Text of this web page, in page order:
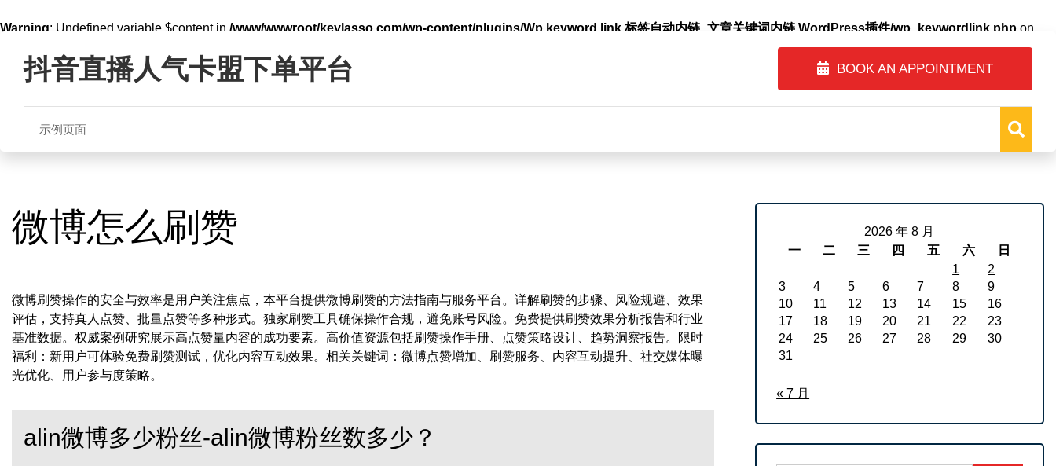
Warning: Undefined variable $content in /www/wwwroot/keylasso.com/wp-content/plugins/Wp keyword link 标签自动内链_文章关键词内链 WordPress插件/wp_keywordlink.php on
content抖音直播人气卡盟下单平台 BOOK AN APPOINTMENT
示例页面
微博怎么刷赞
微博刷赞操作的安全与效率是用户关注焦点，本平台提供微博刷赞的方法指南与服务平台。详解刷赞的步骤、风险规避、效果
评估，支持真人点赞、批量点赞等多种形式。独家刷赞工具确保操作合规，避免账号风险。免费提供刷赞效果分析报告和行业
基准数据。权威案例研究展示高点赞量内容的成功要素。高价值资源包括刷赞操作手册、点赞策略设计、趋势洞察报告。限时
福利：新用户可体验免费刷赞测试，优化内容互动效果。相关关键词：微博点赞增加、刷赞服务、内容互动提升、社交媒体曝
光优化、用户参与度策略。
alin微博多少粉丝-alin微博粉丝数多少？
2026 年 8 月
一
二 三 四 五 六
日
1
2
3
4 5 6 7 8
9
10
11 12 13 14 15
16
17
18 19 20 21 22
23
24
25 26 27 28 29
30
31
« 7 月